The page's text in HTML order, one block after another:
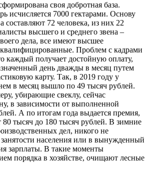
своя добротная база.
исчисляется 7000 гектарами. Основу
составляют 72 человека, из них 22
высшего и среднего звена –
дела, все имеют высшее
Проблем с кадрами
каждый получает достойную оплату,
день дважды в месяц путем
карту. Так, в 2019 году у
в месяц вышло по 49 тысяч руб­лей.
убирающие свеклу, сейчас
в зависимости от выполненной
А по итогам года выдается премия,
80 тысяч до 180 тысяч руб­лей. В зимние
дел, никого не
населения или в вынужденный
зарплаты. В такие моменты
порядка в хозяйстве, очищают лесные